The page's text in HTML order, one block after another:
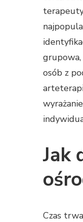
osób z
Jak
Czas